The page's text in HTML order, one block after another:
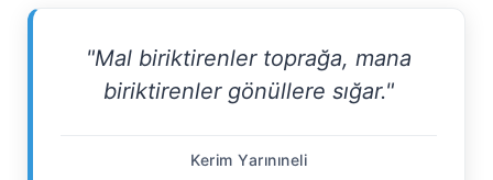
"Mal biriktirenler toprağa, mana
biriktirenler gönüllere sığar."
Kerim Yarınıneli